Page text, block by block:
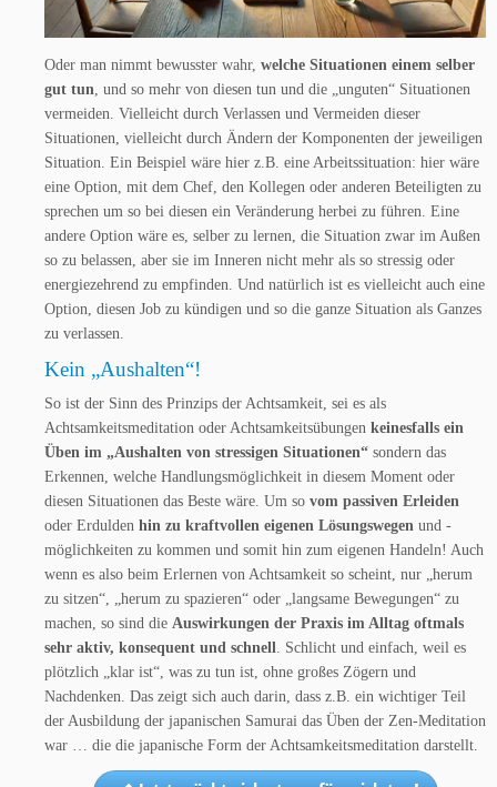
Oder man nimmt bewusster wahr, welche Situationen einem selber
gut tun , und so mehr von diesen tun und die „unguten“ Situationen
vermeiden. Vielleicht durch Verlassen und Vermeiden dieser
Situationen, vielleicht durch Ändern der Komponenten der jeweiligen
Situation. Ein Beispiel wäre hier z.B. eine Arbeitssituation: hier wäre
eine Option, mit dem Chef, den Kollegen oder anderen Beteiligten zu
sprechen um so bei diesen ein Veränderung herbei zu führen. Eine
andere Option wäre es, selber zu lernen, die Situation zwar im Außen
so zu belassen, aber sie im Inneren nicht mehr als so stressig oder
energiezehrend zu empfinden. Und natürlich ist es vielleicht auch eine
Option, diesen Job zu kündigen und so die ganze Situation als Ganzes
zu verlassen.
Kein „Aushalten“!
So ist der Sinn des Prinzips der Achtsamkeit, sei es als
Achtsamkeitsmeditation oder Achtsamkeitsübungen keinesfalls ein
Üben im „Aushalten von stressigen Situationen“ sondern das
Erkennen, welche Handlungsmöglichkeit in diesem Moment oder
diesen Situationen das Beste wäre. Um so vom passiven Erleiden
oder Erdulden hin zu kraftvollen eigenen Lösungswegen und -
möglichkeiten zu kommen und somit hin zum eigenen Handeln! Auch
wenn es also beim Erlernen von Achtsamkeit so scheint, nur „herum
zu sitzen“, „herum zu spazieren“ oder „langsame Bewegungen“ zu
machen, so sind die Auswirkungen der Praxis im Alltag oftmals
sehr aktiv, konsequent und schnell . Schlicht und einfach, weil es
plötzlich „klar ist“, was zu tun ist, ohne großes Zögern und
Nachdenken. Das zeigt sich auch darin, dass z.B. ein wichtiger Teil
der Ausbildung der japanischen Samurai das Üben der Zen-Meditation
war … die die japanische Form der Achtsamkeitsmeditation darstellt.